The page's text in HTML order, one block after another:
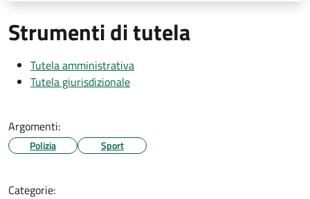
Strumenti di tutela
Tutela amministrativa
Tutela giurisdizionale
Argomenti:
Polizia Sport
Categorie: